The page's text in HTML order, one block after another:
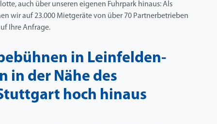
auch über unseren eigenen Fuhrpark hinaus: Als
wir auf 23.000 Mietgeräte von über 70 Partnerbetrieben
Ihre Anfrage.
in Leinfelden-
in der Nähe des
hoch hinaus